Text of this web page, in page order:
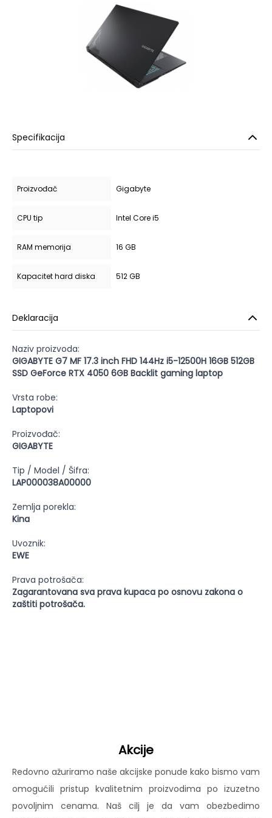
Specifikacija
Proizvođač Gigabyte
CPU tip Intel Core i5
RAM memorija 16 GB
Kapacitet hard diska 512 GB
Deklaracija
Naziv proizvoda:
GIGABYTE G7 MF 17.3 inch FHD 144Hz i5-12500H 16GB 512GB
SSD GeForce RTX 4050 6GB Backlit gaming laptop
Vrsta robe:
Laptopovi
Proizvođač:
GIGABYTE
Tip / Model / Šifra:
LAP000038A00000
Zemlja porekla:
Kina
Uvoznik:
EWE
Prava potrošača:
Zagarantovana sva prava kupaca po osnovu zakona o
zaštiti potrošača.
Akcije
Redovno ažuriramo naše akcijske ponude kako bismo vam
omogućili pristup kvalitetnim proizvodima po izuzetno
povoljnim cenama. Naš cilj je da vam obezbedimo